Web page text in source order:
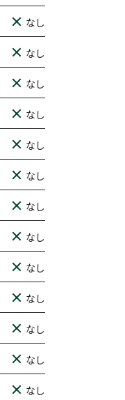
なし
なし
なし
なし
なし
なし
なし
なし
なし
なし
なし
なし
なし